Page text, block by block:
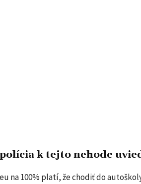
k tejto nehode
na 100% platí, že chodiť do